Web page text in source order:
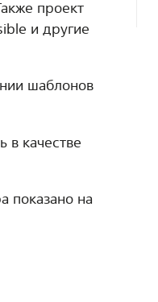
проект
и другие
шаблонов
в качестве
показано на